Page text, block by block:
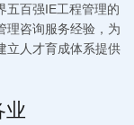
五百强IE工程管理的
理咨询服务经验，为
立人才育成体系提供
业